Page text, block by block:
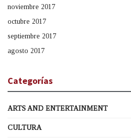
noviembre 2017
octubre 2017
septiembre 2017
agosto 2017
Categorías
ARTS AND ENTERTAINMENT
CULTURA